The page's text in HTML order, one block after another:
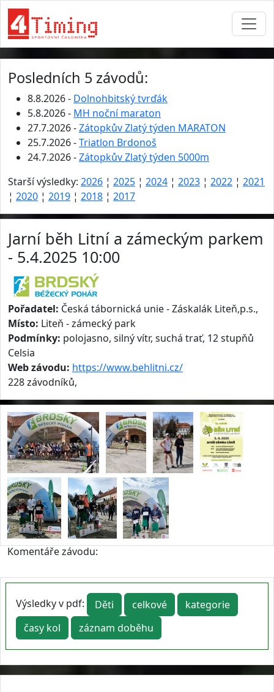
Posledních 5 závodů:
8.8.2026 - Dolnohbitský tvrďák
5.8.2026 - MH noční maraton
27.7.2026 -Zátopkův Zlatý týden MARATON
25.7.2026 -Triatlon Brdonoš
24.7.2026 -Zátopkův Zlatý týden 5000m
Starší výsledky: 2026 ¦ 2025 ¦ 2024 ¦ 2023 ¦ 2022 ¦ 2021
¦ 2020 ¦ 2019 ¦ 2018 ¦ 2017
Jarní běh Litní a zámeckým parkem
- 5.4.2025 10:00
Pořadatel: Česká tábornická unie - Záskalák Liteň,p.s.,
Místo: Liteň - zámecký park
Podmínky: polojasno, silný vítr, suchá trať, 12 stupňů
Celsia
Web závodu: https://www.behlitni.cz/
228 závodníků,
Komentáře závodu:
Výsledky v pdf: Děti celkové
kategorie
časy kol
záznam doběhu